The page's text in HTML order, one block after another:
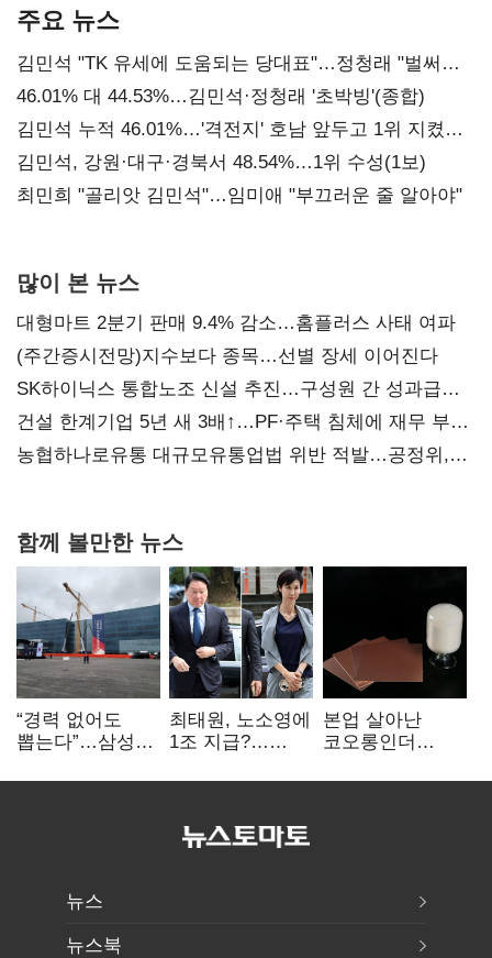
주요 뉴스
김민석 "TK 유세에 도움되는 당대표"…정청래 "벌써
대표된 양 당직 배분"
46.01% 대 44.53%…김민석·정청래 '초박빙'(종합)
김민석 누적 46.01%…'격전지' 호남 앞두고 1위 지켰다
(2보)
김민석, 강원·대구·경북서 48.54%…1위 수성(1보)
최민희 "골리앗 김민석"…임미애 "부끄러운 줄 알아야"
많이 본 뉴스
대형마트 2분기 판매 9.4% 감소…홈플러스 사태 여파
(주간증시전망)지수보다 종목…선별 장세 이어진다
SK하이닉스 통합노조 신설 추진…구성원 간 성과급
불만 확산
건설 한계기업 5년 새 3배↑…PF·주택 침체에 재무 부담
확대
농협하나로유통 대규모유통업법 위반 적발…공정위,
함께 볼만한 뉴스
“경력 없어도
뽑는다”…삼성
반도체 인재
최태원, 노소영에
1조 지급?…
본업 살아난
코오롱인더
배터리 소재로
뉴스
뉴스북